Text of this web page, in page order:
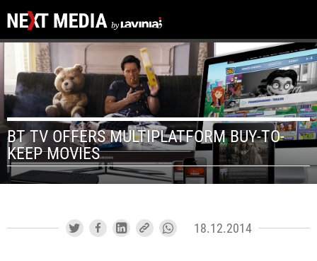
BT TV OFFERS MULTIPLATFORM BUY-TO-
KEEP MOVIES
18.12.2014